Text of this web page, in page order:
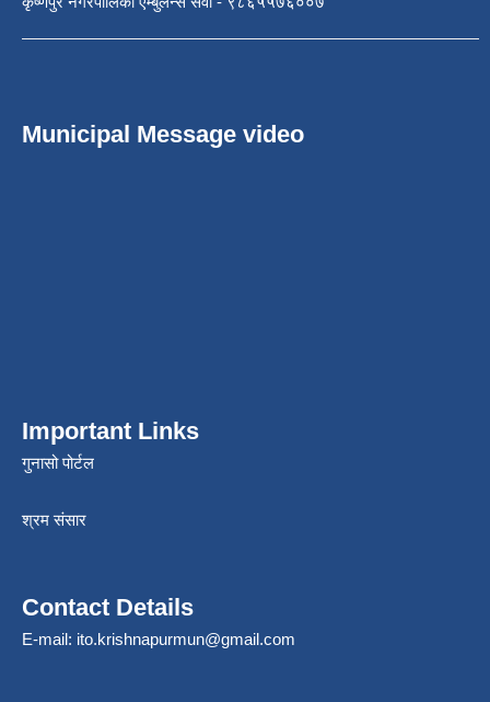
Municipal Message video
Important Links
गुनासो पोर्टल
श्रम संसार
Contact Details
E-mail: ito.krishnapurmun@gmail.com